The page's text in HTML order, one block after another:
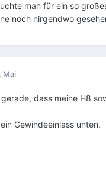
man für ein so
noch nirgendwo
Mai
gerade, dass meine H8
Gewindeeinlass unten.